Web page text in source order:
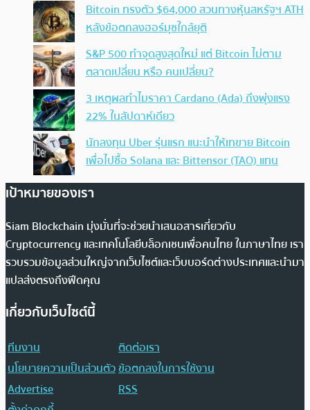
Bitcoin ทรงตัว $64,000 สวนทางหุ้นสหรัฐฯ ATH
หลังข้อตกลงฮอร์มุซใกล้ยุติ
S&P 500 ทำจุดสูงสุดใหม่ แต่ Bitcoin ไม่ตาม
ตลาดเปลี่ยน หรือ คนเปลี่ยน?
3 เหตุผลทำไมราคา Cardano (Ada) ถึงพุ่งแรง
22% ในสัปดาห์เดียว
นักลงทุน Uber รุ่นแรก แนะนำให้เทขาย Bitcoin
เพื่อไปซื้อ Solana และ Bittensor (TAO) แทน
เป้าหมายของเรา
Siam Blockchain มุ่งมั่นที่จะช่วยนำเสนอสารเกี่ยวกับ
Cryptocurrency และเทคโนโลยีบล็อกเชนเพื่อคนไทย ในภาษาไทย เรา
รวบรวมข้อมูลส่วนใหญ่จากเว็บไซต์และเว็บบอร์ดต่างประเทศและนำมา
แปลส่งตรงถึงฟีดคุณ
เกี่ยวกับเว็บไซต์นี้
ทีมงาน
ติดต่อเรา
นโยบายความเป็นส่วนตัวข้อตกลงในการใช้งาน
Advertise
RSS